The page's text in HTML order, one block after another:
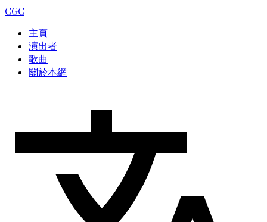
CGC
主頁
演出者
歌曲
關於本網